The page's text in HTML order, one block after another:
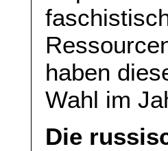
haben
Wahl im
Die